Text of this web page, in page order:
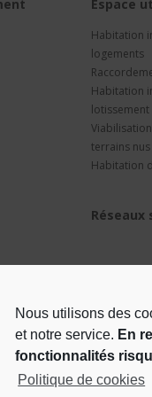
Nous utilisons des
et notre service. En
fonctionnalités
Politique de cookies
Espace
Habitation
logements
Habitation
lotissement
terrains nus
Habitation
Réseaux